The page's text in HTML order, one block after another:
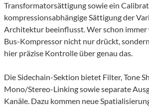
Transformatorsättigung sowie ein
kompressionsabhängige Sättigung der
Architektur beeinflusst. Wer schon immer
Bus-Kompressor nicht nur drückt,
hier präzise Kontrolle über genau das.
Die Sidechain-Sektion bietet Filter, Tone
Mono/Stereo-Linking sowie separate
Kanäle. Dazu kommen neue